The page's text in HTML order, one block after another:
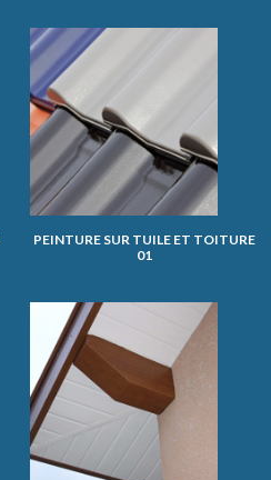
PEINTURE SUR TUILE ET TOITURE
01